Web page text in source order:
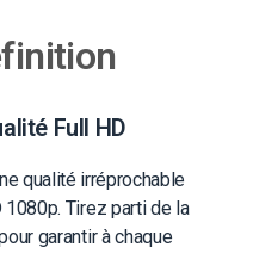
Full HD
qualité irréprochable
1080p. Tirez parti de la
garantir à chaque